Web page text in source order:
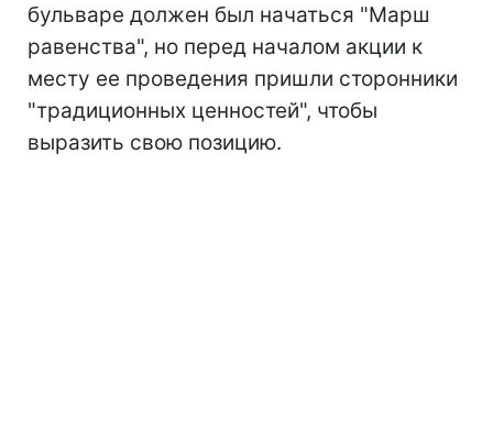
бульваре должен был начаться "Марш
равенства", но перед началом акции к
месту ее проведения пришли сторонники
"традиционных ценностей", чтобы
выразить свою позицию.